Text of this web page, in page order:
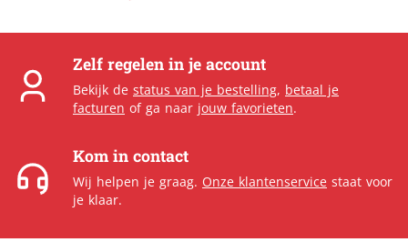
Zelf regelen in je account
Bekijk de status van je bestelling, betaal je
facturen of ga naar jouw favorieten.
Kom in contact
Wij helpen je graag. Onze klantenservice staat voor
je klaar.